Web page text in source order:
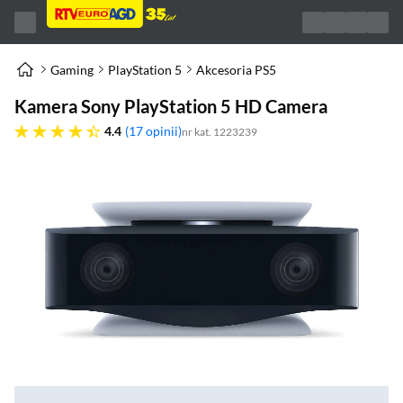
Gaming PlayStation 5 Akcesoria PS5
Kamera Sony PlayStation 5 HD Camera
4.4
4.4 gwiazdek 17 opinii nr kat. 1223239